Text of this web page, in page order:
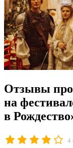
Отзывы про
на
в
4